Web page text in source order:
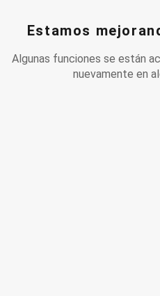
Estamos
Algunas funciones se están
nuevamente en